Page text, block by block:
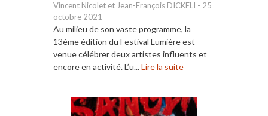
Vincent Nicolet et Jean-François DICKELI - 25
octobre 2021
Au milieu de son vaste programme, la
13ème édition du Festival Lumière est
venue célébrer deux artistes influents et
encore en activité. L’u...Lire la suite